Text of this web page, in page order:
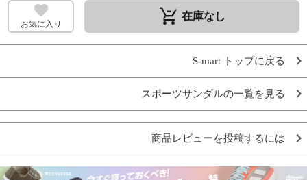
お気に入り remove_shopping_cart 在庫なし
S-mart トップに戻る
スポーツサンダルの一覧を見る
商品レビューを投稿するには